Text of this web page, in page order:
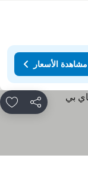
مشاهدة الأسعار
مشاركة